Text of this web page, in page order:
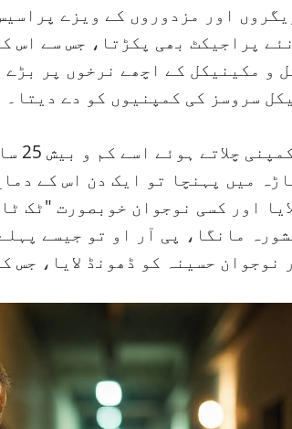
اور مزدوروں کے ویزے
پراجیکٹ بھی پکڑتا، جس سے اس
و مکینیکل کے اچھے نرخوں پر
سروسز کی کمپنیوں کو دے دیتا۔
آکاڑہ میں پہنچا تو ایک دن اس کے
اور کسی نوجوان خوبصورت "ٹک
مانگا، پی آر او تو جیسے
نوجوان حسینہ کو ڈھونڈ لایا، جس